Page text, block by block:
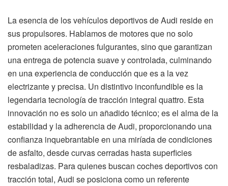
La esencia de los vehículos deportivos de Audi reside en
sus propulsores. Hablamos de motores que no solo
prometen aceleraciones fulgurantes, sino que garantizan
una entrega de potencia suave y controlada, culminando
en una experiencia de conducción que es a la vez
electrizante y precisa. Un distintivo inconfundible es la
legendaria tecnología de tracción integral quattro. Esta
innovación no es solo un añadido técnico; es el alma de la
estabilidad y la adherencia de Audi, proporcionando una
confianza inquebrantable en una miríada de condiciones
de asfalto, desde curvas cerradas hasta superficies
resbaladizas. Para quienes buscan coches deportivos con
tracción total, Audi se posiciona como un referente